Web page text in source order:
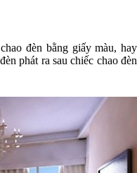
đèn bằng giấy màu, hay
phát ra sau chiếc chao đèn